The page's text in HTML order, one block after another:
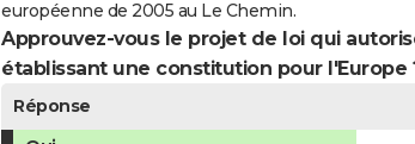
européenne de 2005 au Le Chemin.
Approuvez-vous le projet de loi qui
établissant une constitution pour l'Europe
Réponse